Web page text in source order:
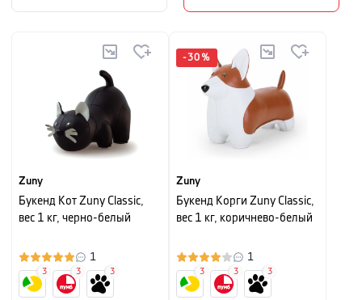
Zuny
Букенд Кот Zuny Classic,
вес 1 кг, черно-белый
1
3 3 3
-30 %
Zuny
Букенд Корги Zuny Classic,
вес 1 кг, коричнево-белый
1
3 3 3